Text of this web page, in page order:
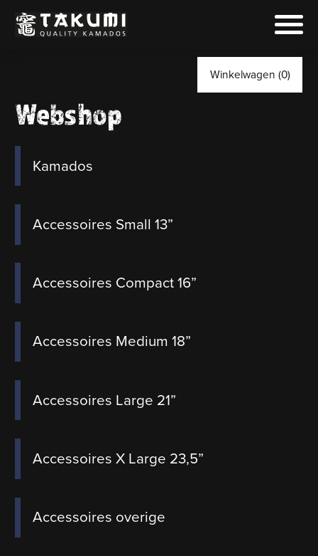
Winkelwagen (0)
Webshop
Kamados
Accessoires Small 13”
Accessoires Compact 16”
Accessoires Medium 18”
Accessoires Large 21”
Accessoires X Large 23,5”
Accessoires overige